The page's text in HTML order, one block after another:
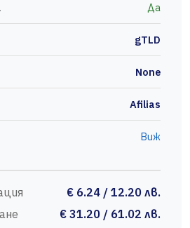
Да
gTLD
None
Afilias
Виж
€ 6.24 / 12.20 лв.
€ 31.20 / 61.02 лв.